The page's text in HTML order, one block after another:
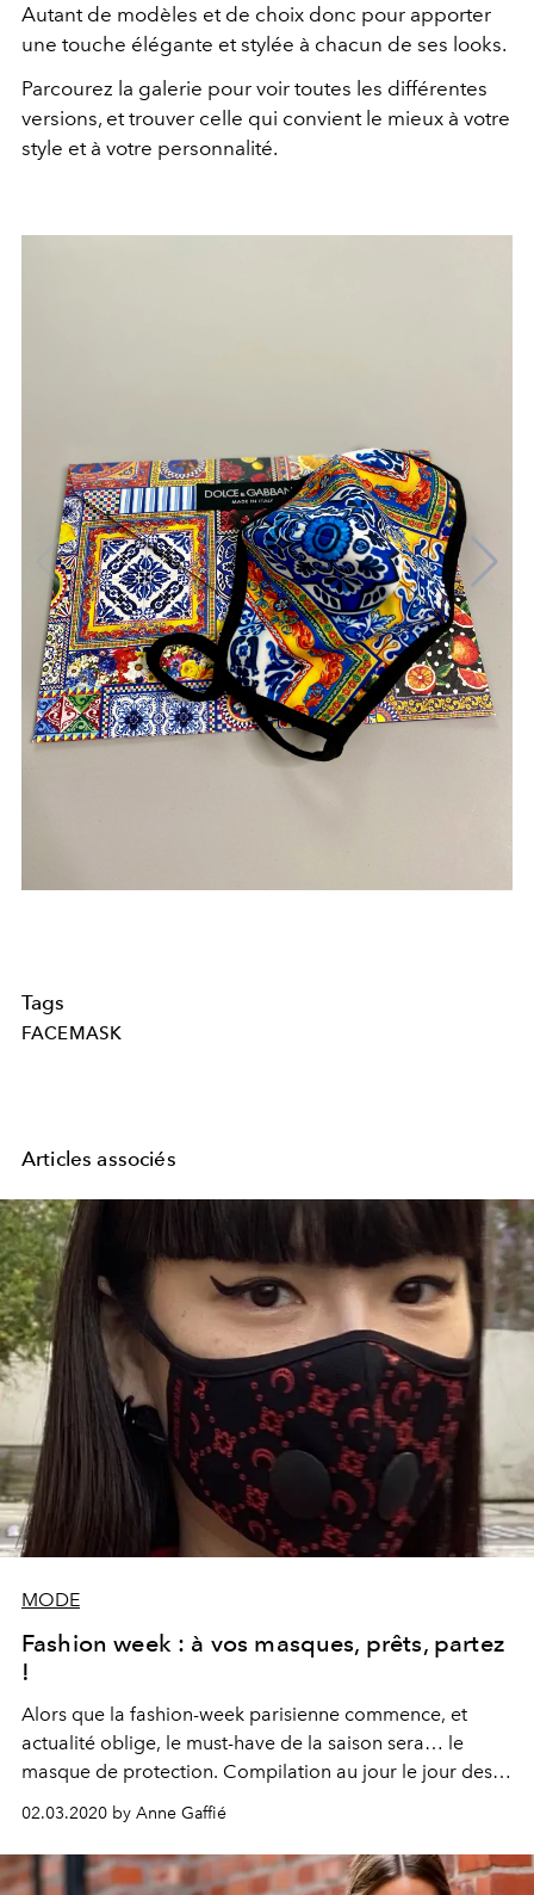
Autant de modèles et de choix donc pour apporter
une touche élégante et stylée à chacun de ses looks.
Parcourez la galerie pour voir toutes les différentes
versions, et trouver celle qui convient le mieux à votre
style et à votre personnalité.
Tags
FACEMASK
Articles associés
MODE
Fashion week : à vos masques, prêts, partez
!
Alors que la fashion-week parisienne commence, et
actualité oblige, le must-have de la saison sera… le
masque de protection. Compilation au jour le jour des
Marine Serre. Qui, décidément, sent l’époque comme
personne.
02.03.2020 by Anne Gaffié